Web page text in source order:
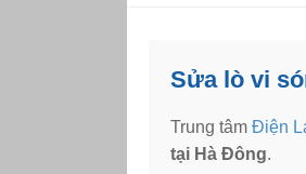
Sửa lò vi
Trung tâm Điện
tại Hà Đông.